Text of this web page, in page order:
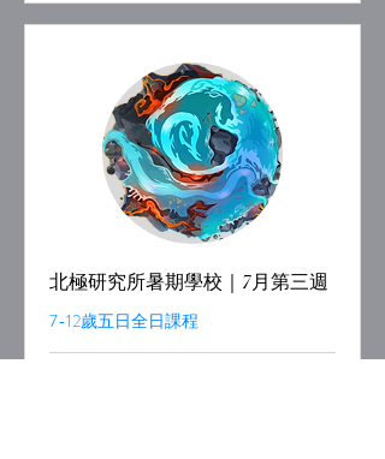
北極研究所暑期學校｜7月第三週
7-12歲五日全日課程